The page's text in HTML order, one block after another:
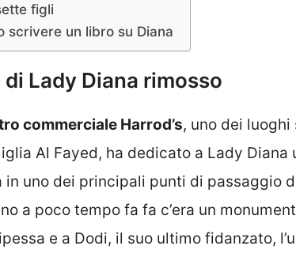
figli
scrivere un libro su Diana
Lady Diana rimosso
commerciale Harrod’s, uno dei
Al Fayed, ha dedicato a Lady Diana
in uno dei principali punti di passaggio
a poco tempo fa fa c’era un
e a Dodi, il suo ultimo fidanzato,